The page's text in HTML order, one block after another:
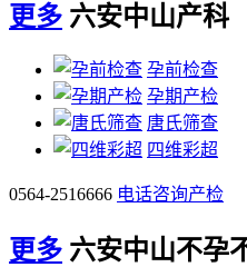
更多 六安中山产科
孕前检查
孕期产检
唐氏筛查
四维彩超
0564-2516666 电话咨询产检
更多 六安中山不孕